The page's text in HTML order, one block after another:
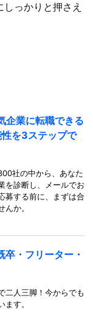
っかりと押さえ
企業に転職できる
を3ステップで
社の中から、あなた
を診断し、メールでお
募する前に、まずは合
か。
・フリーター・
二人三脚！今からでも
す。